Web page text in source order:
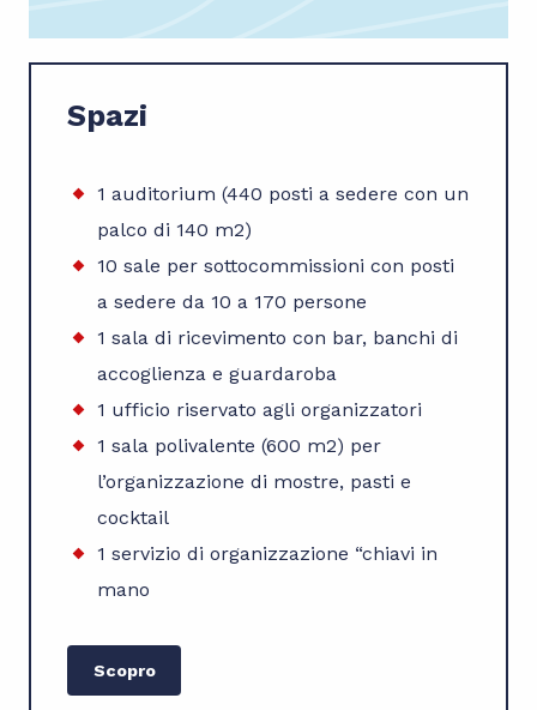
Spazi
1 auditorium (440 posti a sedere con un
palco di 140 m2)
10 sale per sottocommissioni con posti
a sedere da 10 a 170 persone
1 sala di ricevimento con bar, banchi di
accoglienza e guardaroba
1 ufficio riservato agli organizzatori
1 sala polivalente (600 m2) per
l’organizzazione di mostre, pasti e
cocktail
1 servizio di organizzazione “chiavi in
mano
Scopro